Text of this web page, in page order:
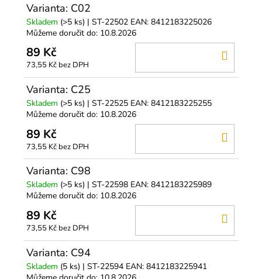
Varianta: C02
Skladem (>5 ks) | ST-22502 EAN: 8412183225026
Můžeme doručit do: 10.8.2026
89 Kč
73,55 Kč bez DPH
Varianta: C25
Skladem (>5 ks) | ST-22525 EAN: 8412183225255
Můžeme doručit do: 10.8.2026
89 Kč
73,55 Kč bez DPH
Varianta: C98
Skladem (>5 ks) | ST-22598 EAN: 8412183225989
Můžeme doručit do: 10.8.2026
89 Kč
73,55 Kč bez DPH
Varianta: C94
Skladem (5 ks) | ST-22594 EAN: 8412183225941